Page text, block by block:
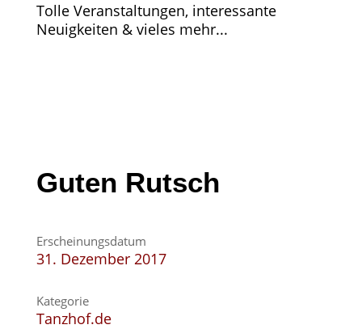
Tolle Veranstaltungen, interessante
Neuigkeiten & vieles mehr...
Guten Rutsch
Erscheinungsdatum
31. Dezember 2017
Kategorie
Tanzhof.de